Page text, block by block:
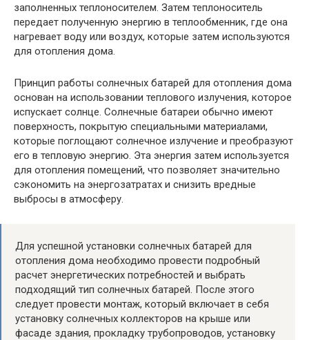
заполненных теплоносителем. Затем теплоноситель
передает полученную энергию в теплообменник, где она
нагревает воду или воздух, которые затем используются
для отопления дома.
Принцип работы солнечных батарей для отопления дома
основан на использовании теплового излучения, которое
испускает солнце. Солнечные батареи обычно имеют
поверхность, покрытую специальными материалами,
которые поглощают солнечное излучение и преобразуют
его в тепловую энергию. Эта энергия затем используется
для отопления помещений, что позволяет значительно
сэкономить на энергозатратах и снизить вредные
выбросы в атмосферу.
Для успешной установки солнечных батарей для
отопления дома необходимо провести подробный
расчет энергетических потребностей и выбрать
подходящий тип солнечных батарей. После этого
следует провести монтаж, который включает в себя
установку солнечных коллекторов на крыше или
фасаде здания, прокладку трубопроводов, установку